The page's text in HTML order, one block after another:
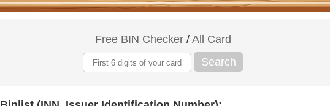
Free BIN Checker / All Card
Search